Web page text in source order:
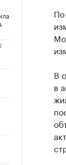
В
в